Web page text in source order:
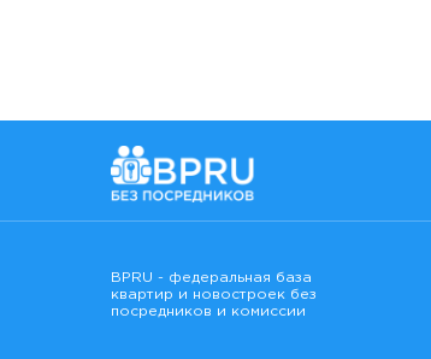
BPRU - федеральная база
квартир и новостроек без
посредников и комиссии